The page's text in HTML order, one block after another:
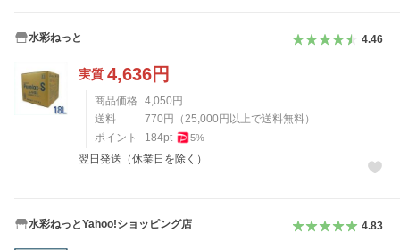
水彩ねっと 4.46
実質 4,636円
商品価格 4,050 円
送料
770 円 （25,000 円以上で送料無料）
ポイント
184pt 5%
翌日発送（休業日を除く）
水彩ねっとYahoo!ショッピング店 4.83